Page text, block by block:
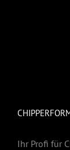
Ihr Profi für